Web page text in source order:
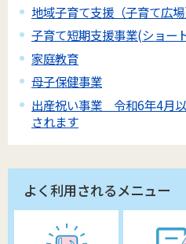
地域子育て支援（子育て広
子育て短期支援事業(ショー
家庭教育
母子保健事業
出産祝い事業 令和6年4月
されます
よく利用されるメニュー